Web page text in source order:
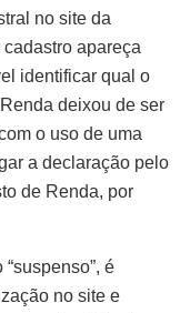
no site da
apareça
identificar qual o
deixou de ser
o uso de uma
a declaração pelo
de Renda, por
é
no site e